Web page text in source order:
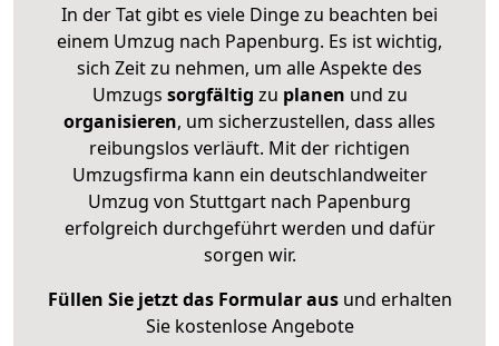
In der Tat gibt es viele Dinge zu beachten bei
einem Umzug nach Papenburg. Es ist wichtig,
sich Zeit zu nehmen, um alle Aspekte des
Umzugs sorgfältig zu planen und zu
organisieren, um sicherzustellen, dass alles
reibungslos verläuft. Mit der richtigen
Umzugsfirma kann ein deutschlandweiter
Umzug von Stuttgart nach Papenburg
erfolgreich durchgeführt werden und dafür
sorgen wir.
Füllen Sie jetzt das Formular ausund erhalten
Sie kostenlose Angebote